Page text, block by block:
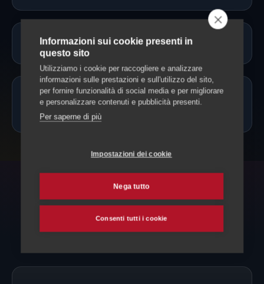
Servono vaccinazioni o documenti?
Posso portare il cane solo mezza
giornata?
Altri servizi per il tuo cane
Informazioni sui cookie presenti in
questo sito
Utilizziamo i cookie per raccogliere e analizzare
informazioni sulle prestazioni e sull'utilizzo del sito,
per fornire funzionalità di social media e per migliorare
e personalizzare contenuti e pubblicità presenti.
Per saperne di più
Impostazioni dei cookie
Nega tutto
Consenti tutti i cookie